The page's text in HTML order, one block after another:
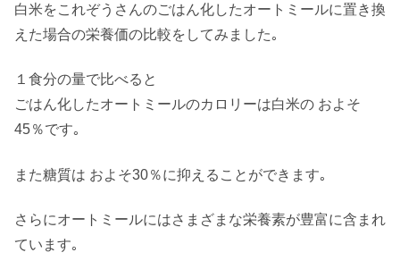
白米をこれぞうさんのごはん化したオートミールに置き換
えた場合の栄養価の比較をしてみました｡
１食分の量で比べると
ごはん化したオートミールのカロリーは白米の およそ
45％です｡
また糖質は およそ30％に抑えることができます｡
さらにオートミールにはさまざまな栄養素が豊富に含まれ
ています｡